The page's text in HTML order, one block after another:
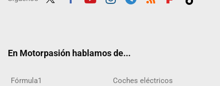
En Motorpasión hablamos de...
Fórmula1 Coches eléctricos